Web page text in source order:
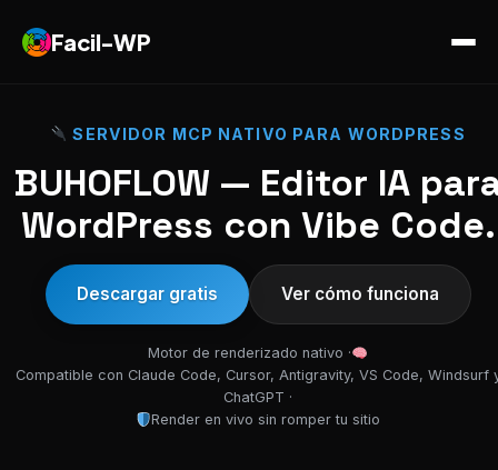
Facil-WP
SERVIDOR MCP NATIVO PARA WORDPRESS
BUHOFLOW — Editor IA
WordPress con Vibe Code.
Descargar gratis Ver cómo funciona
Motor de renderizado nativo ·
Compatible con Claude Code, Cursor, Antigravity, VS Code, Windsurf
ChatGPT ·
Render en vivo sin romper tu sitio